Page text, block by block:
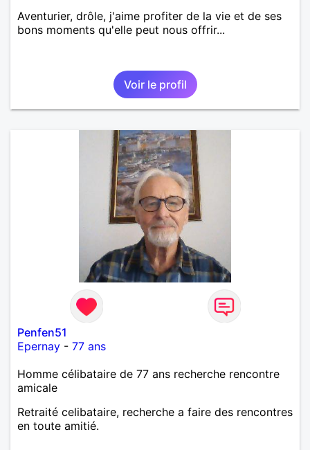
Aventurier, drôle, j'aime profiter de la vie et de ses
bons moments qu'elle peut nous offrir...
Voir le profil
Penfen51
Epernay - 77 ans
Homme célibataire de 77 ans recherche rencontre
amicale
Retraité celibataire, recherche a faire des rencontres
en toute amitié.